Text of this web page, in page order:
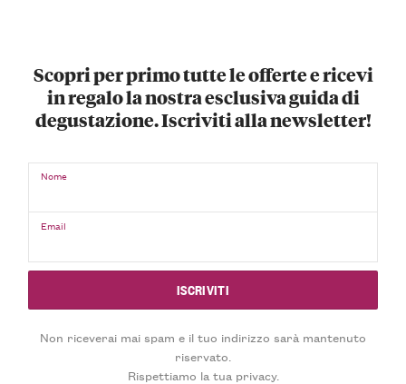
Scopri per primo tutte le offerte e ricevi
in regalo la nostra esclusiva guida di
degustazione. Iscriviti alla newsletter!
Nome
Email
Non riceverai mai spam e il tuo indirizzo sarà mantenuto
riservato.
Rispettiamo la tua privacy.